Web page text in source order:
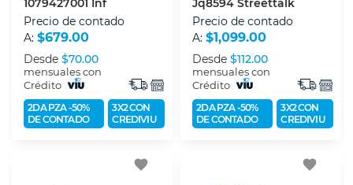
1079427001 Inf
Precio de contado
A: $679.00
Desde $70.00
mensuales con
Crédito
2DA PZA -50%
DE CONTADO
3X2 CON
CREDIVIU
Jq8594 Streettalk
Precio de contado
A: $1,099.00
Desde $112.00
mensuales con
Crédito
2DA PZA -50%
DE CONTADO
3X2 CON
CREDIVIU
favorite favorite